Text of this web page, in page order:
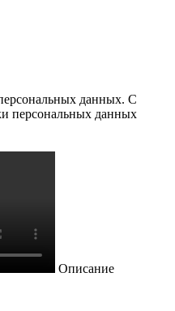
данных. С
персональных данных
Описание